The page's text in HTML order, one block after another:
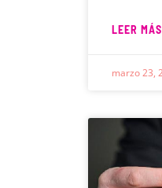
LEER
marzo 23,